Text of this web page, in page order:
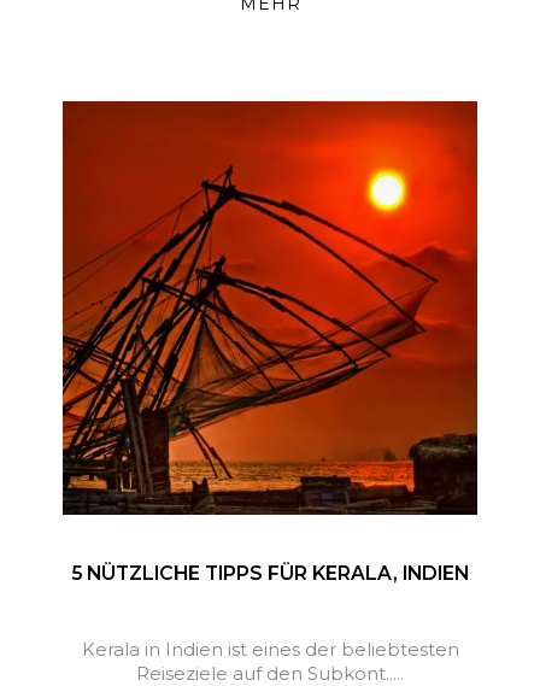
5 NÜTZLICHE TIPPS FÜR KERALA, INDIEN
Kerala in Indien ist eines der beliebtesten
Reiseziele auf den Subkont.....